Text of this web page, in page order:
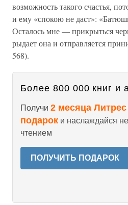
возможность такого счастья,
и ему «спокою не даст»:
Осталось мне — прикрыться
рыдает она и отправляется
568).
Более 800 000 книг и
Получи 2 месяца
подарок и наслаждайся
чтением
ПОЛУЧИТЬ ПОДАРОК